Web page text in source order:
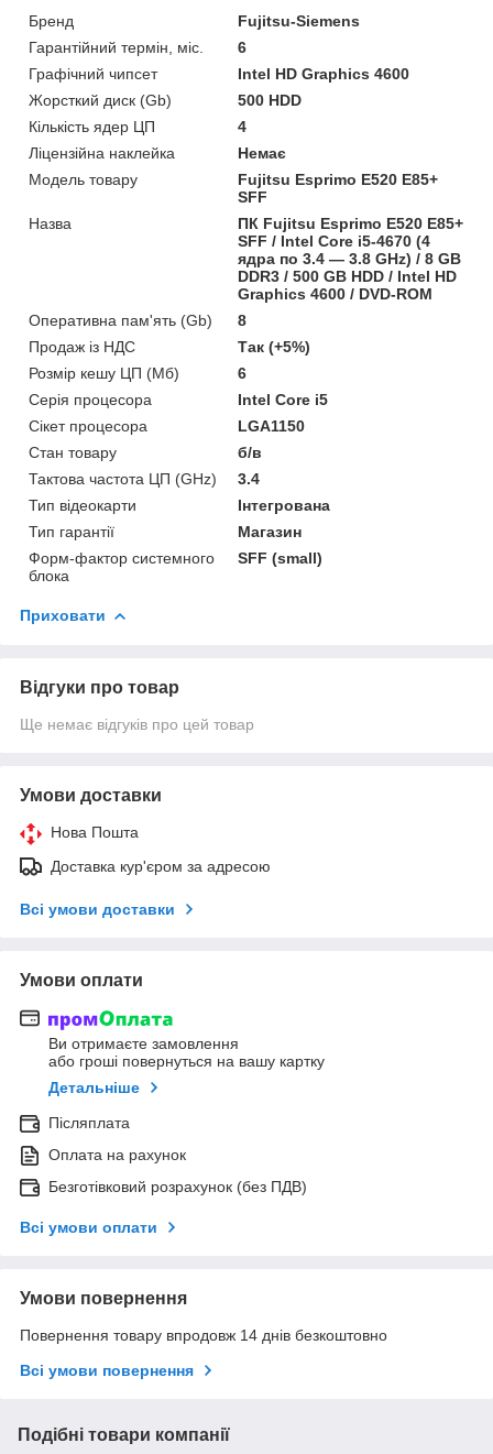
Бренд
Fujitsu-Siemens
Гарантійний термін, міс.
6
Графічний чипсет
Intel HD Graphics 4600
Жорсткий диск (Gb)
500 HDD
Кількість ядер ЦП
4
Ліцензійна наклейка
Немає
Модель товару
Fujitsu Esprimo E520 E85+
SFF
Назва
ПК Fujitsu Esprimo E520 E85+
SFF / Intel Core i5-4670 (4
ядра по 3.4 — 3.8 GHz) / 8 GB
DDR3 / 500 GB HDD / Intel HD
Graphics 4600 / DVD-ROM
Оперативна пам'ять (Gb)
8
Продаж із НДС
Так (+5%)
Розмір кешу ЦП (Мб)
6
Серія процесора
Intel Core i5
Сікет процесора
LGA1150
Стан товару
б/в
Тактова частота ЦП (GHz)
3.4
Тип відеокарти
Інтегрована
Тип гарантії
Магазин
Форм-фактор системного
блока
SFF (small)
Приховати
Відгуки про товар
Ще немає відгуків про цей товар
Умови доставки
Нова Пошта
Доставка кур'єром за адресою
Всі умови доставки
Умови оплати
Ви отримаєте замовлення
або гроші повернуться на вашу картку
Детальніше
Післяплата
Оплата на рахунок
Безготівковий розрахунок (без ПДВ)
Всі умови оплати
Умови повернення
Повернення товару впродовж 14 днів безкоштовно
Всі умови повернення
Подібні товари компанії